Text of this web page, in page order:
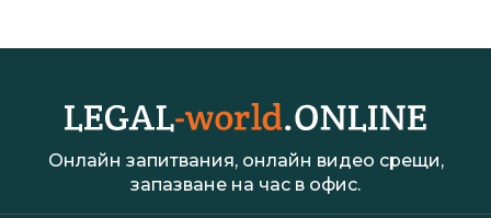
Онлайн запитвания, онлайн видео срещи,
запазване на час в офис.